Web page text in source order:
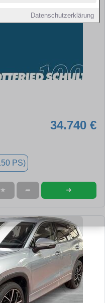
Datenschutzerklärung
34.740 €
PS)
★ ➦ ➜